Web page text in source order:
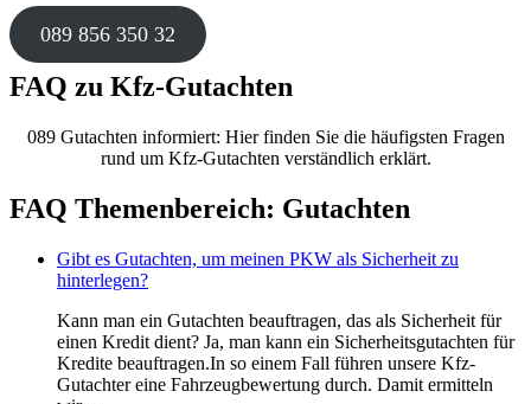
089 856 350 32
FAQ zu Kfz-Gutachten
089 Gutachten informiert: Hier finden Sie die häufigsten Fragen
rund um Kfz-Gutachten verständlich erklärt.
FAQ Themenbereich: Gutachten
Gibt es Gutachten, um meinen PKW als Sicherheit zu
hinterlegen?
Kann man ein Gutachten beauftragen, das als Sicherheit für
einen Kredit dient? Ja, man kann ein Sicherheitsgutachten für
Kredite beauftragen.In so einem Fall führen unsere Kfz-
Gutachter eine Fahrzeugbewertung durch. Damit ermitteln